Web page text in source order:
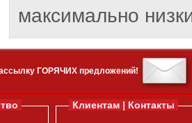
максимально
ГОРЯЧИХ предложений!
Клиентам | Контакты